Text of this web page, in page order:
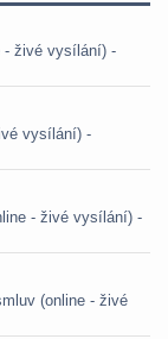
- živé vysílání) -
vysílání) -
- živé vysílání) -
(online - živé